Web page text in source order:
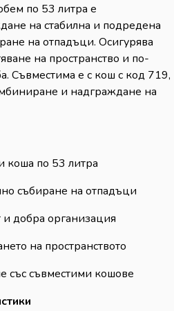
по 53 литра е
на стабилна и подредена
на отпадъци. Осигурява
на пространство и по-
Съвместима е с кош с код 719,
и надграждане на
коша по 53 литра
събиране на отпадъци
и добра организация
на пространството
със съвместими кошове